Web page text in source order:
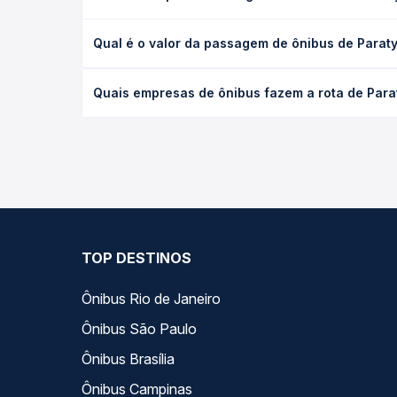
leito) e as condições de tráfego. Na Quero
Qual é o valor da passagem de ônibus de
poltrona e a antecedência da compra. Na Quero
Quais empresas de ônibus fazem a rota de
TOP DESTINOS
Ônibus Rio de Janeiro
Ônibus São Paulo
Ônibus Brasília
Ônibus Campinas